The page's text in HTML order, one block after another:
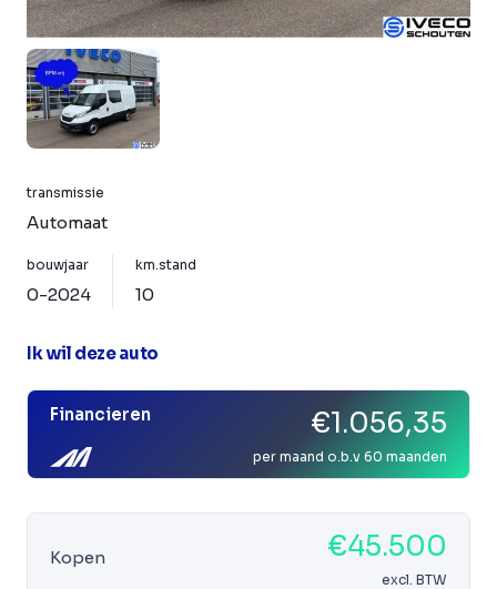
transmissie
Automaat
bouwjaar
0-2024
km.stand
10
Ik wil deze auto
Financieren €1.056,35
per maand o.b.v 60 maanden
Kopen €45.500
excl. BTW